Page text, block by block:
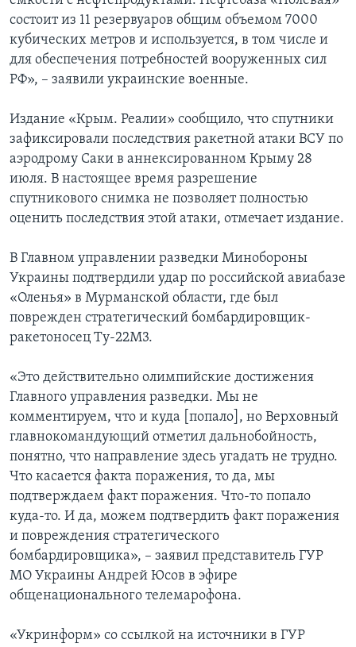
состоит из 11 резервуаров общим объемом 7000
кубических метров и используется, в том числе и
для обеспечения потребностей вооруженных сил
РФ», – заявили украинские военные.
Издание «Крым. Реалии» сообщило, что спутники
зафиксировали последствия ракетной атаки ВСУ по
аэродрому Саки в аннексированном Крыму 28
июля. В настоящее время разрешение
спутникового снимка не позволяет полностью
оценить последствия этой атаки, отмечает издание.
В Главном управлении разведки Минобороны
Украины подтвердили удар по российской авиабазе
«Оленья» в Мурманской области, где был
поврежден стратегический бомбардировщик-
ракетоносец Ту-22М3.
«Это действительно олимпийские достижения
Главного управления разведки. Мы не
комментируем, что и куда [попало], но Верховный
главнокомандующий отметил дальнобойность,
понятно, что направление здесь угадать не трудно.
Что касается факта поражения, то да, мы
подтверждаем факт поражения. Что-то попало
куда-то. И да, можем подтвердить факт поражения
и повреждения стратегического
бомбардировщика», – заявил представитель ГУР
МО Украины Андрей Юсов в эфире
общенационального телемарофона.
«Укринформ» со ссылкой на источники в ГУР